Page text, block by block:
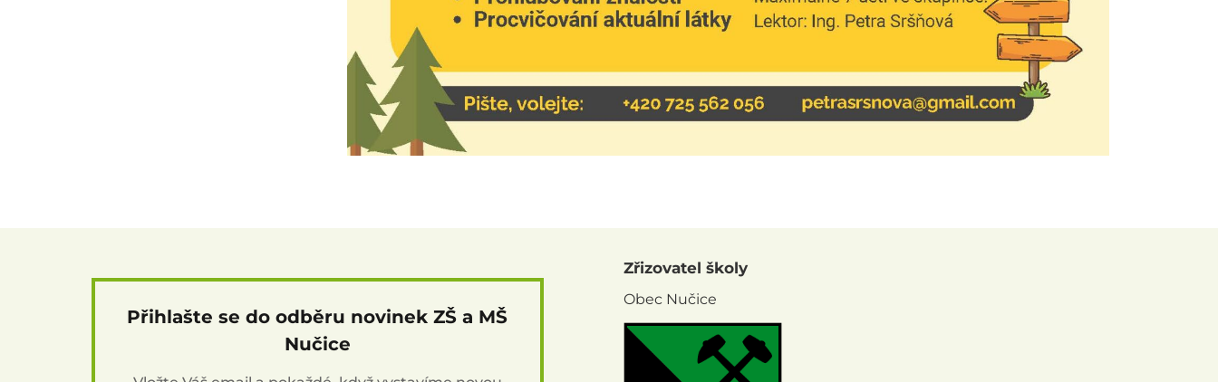
Přihlašte se do odběru novinek ZŠ a MŠ
Nučice
Zřizovatel školy
Obec Nučice